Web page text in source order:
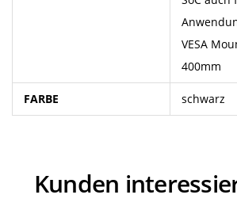
VESA
400mm
FARBE schwarz
Kunden